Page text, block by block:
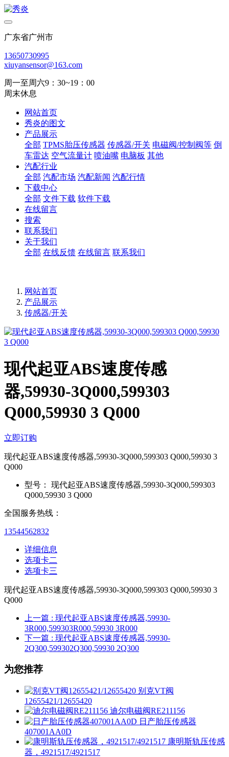
广东省广州市
13650730995
xiuyansensor@163.com
周一至周六9：30~19：00
周末休息
网站首页
秀炎的图文
产品展示
全部 TPMS胎压传感器 传感器/开关 电磁阀/控制阀等 倒
车雷达 空气流量计 喷油嘴 电脑板 其他
汽配行业
全部 汽配市场 汽配新闻 汽配行情
下载中心
全部 文件下载 软件下载
在线留言
搜索
联系我们
关于我们
全部 在线反馈 在线留言 联系我们
网站首页
产品展示
传感器/开关
现代起亚ABS速度传感
器,59930-3Q000,599303
Q000,59930 3 Q000
立即订购
现代起亚ABS速度传感器,59930-3Q000,599303 Q000,59930 3
Q000
型号：
现代起亚ABS速度传感器,59930-3Q000,599303
Q000,59930 3 Q000
全国服务热线：
13544562832
详细信息
选项卡二
选项卡三
现代起亚ABS速度传感器,59930-3Q000,599303 Q000,59930 3
Q000
上一篇 : 现代起亚ABS速度传感器,59930-
3R000,599303R000,59930 3R000
下一篇 : 现代起亚ABS速度传感器,59930-
2Q300,599302Q300,59930 2Q300
为您推荐
别克VT阀
12655421/12655420
迪尔电磁阀RE211156
日产胎压传感器
407001AA0D
康明斯轨压传感
器，4921517/4921517